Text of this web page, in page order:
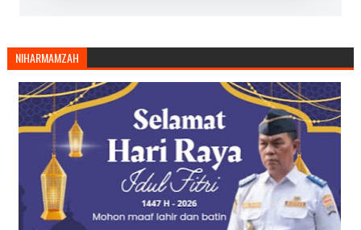
NIHARMAMZAH